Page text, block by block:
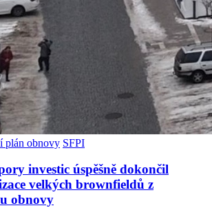
plán obnovy SFPI
investic úspěšně dokončil
velkých brownfieldů z
obnovy